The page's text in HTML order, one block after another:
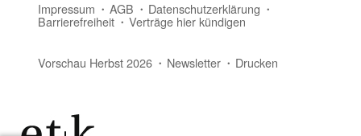
Impressum AGB Datenschutzerklärung
Barrierefreiheit Verträge hier kündigen
Vorschau Herbst 2026 Newsletter Drucken